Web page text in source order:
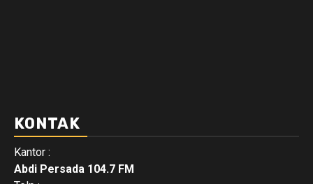
KONTAK
Kantor :
Abdi Persada 104.7 FM